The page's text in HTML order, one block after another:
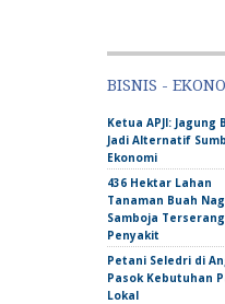
BISNIS -
Ketua APJI: Jagung
Jadi Alternatif
Ekonomi
436 Hektar Lahan
Tanaman Buah
Samboja Terserang
Penyakit
Petani Seledri di
Pasok Kebutuhan
Lokal